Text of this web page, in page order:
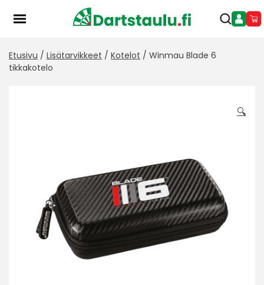
Etusivu / Lisätarvikkeet / Kotelot / Winmau Blade 6
tikkakotelo
🔍